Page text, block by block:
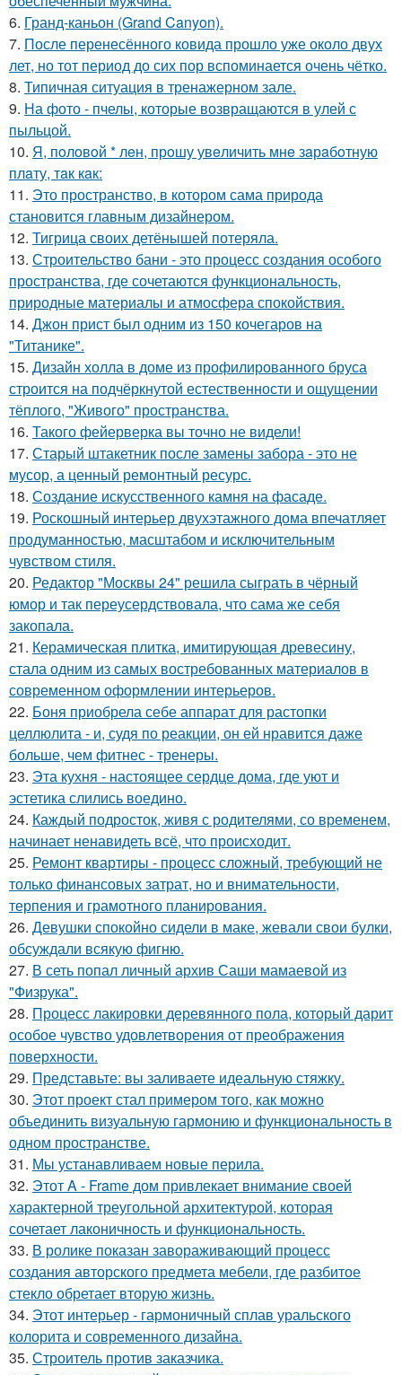
6. Гранд-каньон (Grand Canyon).
7. После перенесённого ковида прошло уже около двух
лет, но тот период до сих пор вспоминается очень чётко.
8. Типичная ситуация в тренажерном зале.
9. На фото - пчелы, которые возвращаются в улей с
пыльцой.
10. Я, пoлoвoй * лeн, прoшу увeличить мнe зaрaбoтную
плaту, тaк кaк:
11. Это пространство, в котором сама природа
становится главным дизайнером.
12. Тигрица своих детёнышей потеряла.
13. Строительство бани - это процесс создания особого
пространства, где сочетаются функциональность,
природные материалы и атмосфера спокойствия.
14. Джон прист был одним из 150 кочегаров на
"Титанике".
15. Дизайн холла в доме из профилированного бруса
строится на подчёркнутой естественности и ощущении
тёплого, "Живого" пространства.
16. Такого фейерверка вы точно не видели!
17. Старый штакетник после замены забора - это не
мусор, а ценный ремонтный ресурс.
18. Создание искусственного камня на фасаде.
19. Роскошный интерьер двухэтажного дома впечатляет
продуманностью, масштабом и исключительным
чувством стиля.
20. Редактор "Москвы 24" решила сыграть в чёрный
юмор и так переусердствовала, что сама же себя
закопала.
21. Керамическая плитка, имитирующая древесину,
стала одним из самых востребованных материалов в
современном оформлении интерьеров.
22. Боня приобрела себе аппарат для растопки
целлюлита - и, судя по реакции, он ей нравится даже
больше, чем фитнес - тренеры.
23. Эта кухня - настоящее сердце дома, где уют и
эстетика слились воедино.
24. Каждый подросток, живя с родителями, со временем,
начинает ненавидеть всё, что происходит.
25. Ремонт квартиры - процесс сложный, требующий не
только финансовых затрат, но и внимательности,
терпения и грамотного планирования.
26. Девушки спокойно сидели в маке, жевали свои булки,
обсуждали всякую фигню.
27. В сеть попал личный архив Саши мамаевой из
"Физрука".
28. Процесс лакировки деревянного пола, который дарит
особое чувство удовлетворения от преображения
поверхности.
29. Представьте: вы заливаете идеальную стяжку.
30. Этот проект стал примером того, как можно
объединить визуальную гармонию и функциональность в
одном пространстве.
31. Мы устанавливаем новые перила.
32. Этот A - Frame дом привлекает внимание своей
характерной треугольной архитектурой, которая
сочетает лаконичность и функциональность.
33. В ролике показан завораживающий процесс
создания авторского предмета мебели, где разбитое
стекло обретает вторую жизнь.
34. Этот интерьер - гармоничный сплав уральского
колорита и современного дизайна.
35. Строитель против заказчика.